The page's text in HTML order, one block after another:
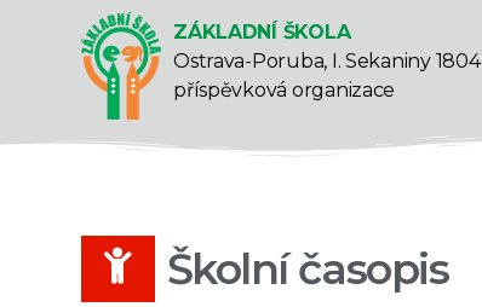
ZÁKLADNÍ ŠKOLA
Ostrava-Poruba, I. Sekaniny 1804
příspěvková organizace
Školní časopis